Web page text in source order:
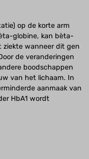
op de korte arm
globine, kan bèta-
wanneer dit gen
de veranderingen
boodschappen
van het lichaam. In
aanmaak van
HbA1 wordt